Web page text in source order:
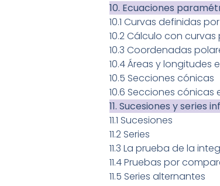
10. Ecuaciones
10.1 Curvas definidas
10.2 Cálculo con
10.3 Coordenadas
10.4 Áreas y
10.5 Secciones cónicas
10.6 Secciones
11. Sucesiones y series
11.1 Sucesiones
11.2 Series
11.3 La prueba de la
11.4 Pruebas por
11.5 Series alternantes